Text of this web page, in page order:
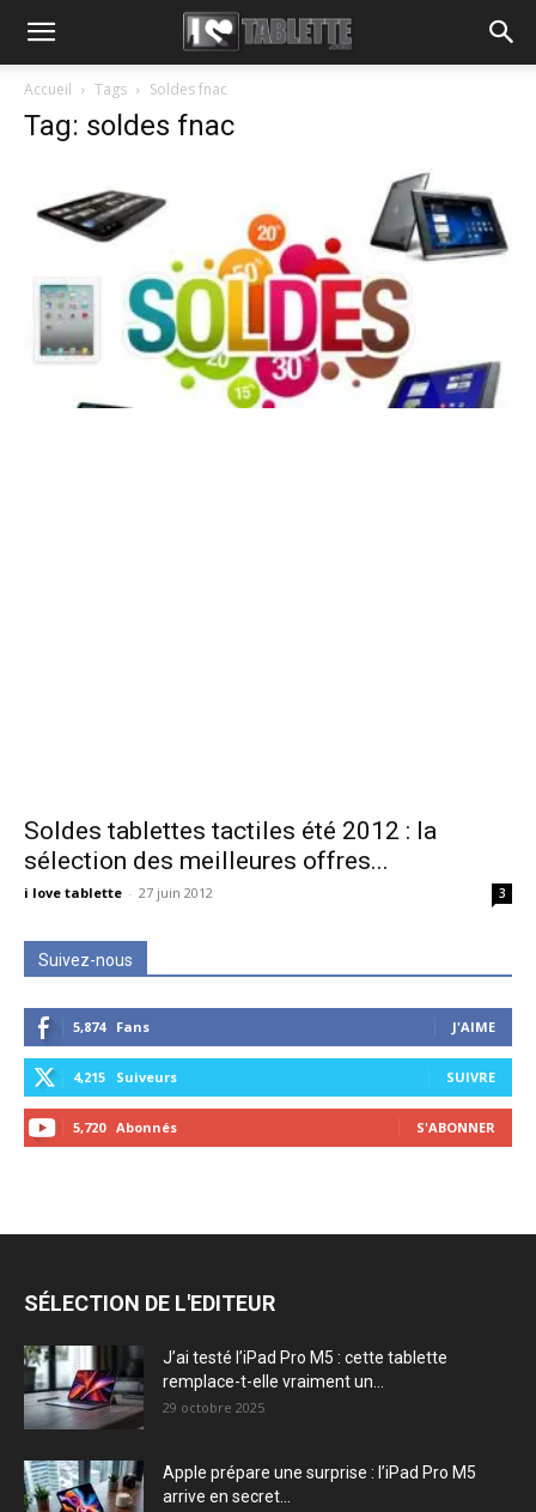
Accueil Tags Soldes fnac
Tag: soldes fnac
Soldes tablettes tactiles été 2012 : la
sélection des meilleures offres...
i love tablette - 27 juin 2012 3
Suivez-nous
5,874 Fans J'AIME
4,215 Suiveurs SUIVRE
5,720 Abonnés S'ABONNER
SÉLECTION DE L'EDITEUR
J’ai testé l’iPad Pro M5 : cette tablette
remplace-t-elle vraiment un...
29 octobre 2025
Apple prépare une surprise : l’iPad Pro M5
arrive en secret...